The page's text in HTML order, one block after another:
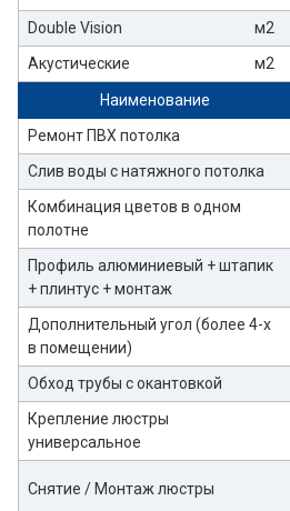
Double Vision
м2
Акустические
м2
Наименование
Ремонт ПВХ потолка
Слив воды с натяжного потолка
Комбинация цветов в одном
полотне
Профиль алюминиевый + штапик
+ плинтус + монтаж
Дополнительный угол (более 4-х
в помещении)
Обход трубы с окантовкой
Крепление люстры
универсальное
Снятие / Монтаж люстры